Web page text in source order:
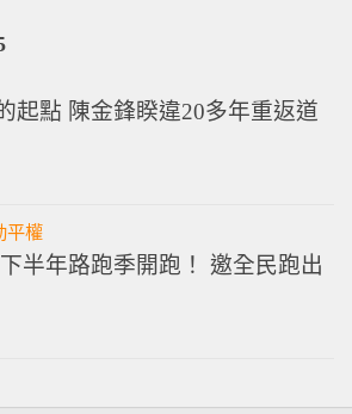
起點 陳金鋒睽違20多年重返道
平權
半年路跑季開跑！ 邀全民跑出